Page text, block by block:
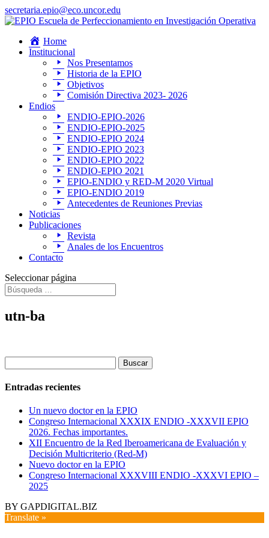
secretaria.epio@eco.uncor.edu
Home
Institucional
Nos Presentamos
Historia de la EPIO
Objetivos
Comisión Directiva 2023- 2026
Endios
ENDIO-EPIO-2026
ENDIO-EPIO-2025
ENDIO-EPIO 2024
ENDIO-EPIO 2023
ENDIO-EPIO 2022
ENDIO-EPIO 2021
EPIO-ENDIO y RED-M 2020 Virtual
EPIO-ENDIO 2019
Antecedentes de Reuniones Previas
Noticias
Publicaciones
Revista
Anales de los Encuentros
Contacto
Seleccionar página
utn-ba
Entradas recientes
Un nuevo doctor en la EPIO
Congreso Internacional XXXIX ENDIO -XXXVII EPIO
2026. Fechas importantes.
XII Encuentro de la Red Iberoamericana de Evaluación y
Decisión Multicriterio (Red-M)
Nuevo doctor en la EPIO
Congreso Internacional XXXVIII ENDIO -XXXVI EPIO –
2025
BY GAPDIGITAL.BIZ
Translate »